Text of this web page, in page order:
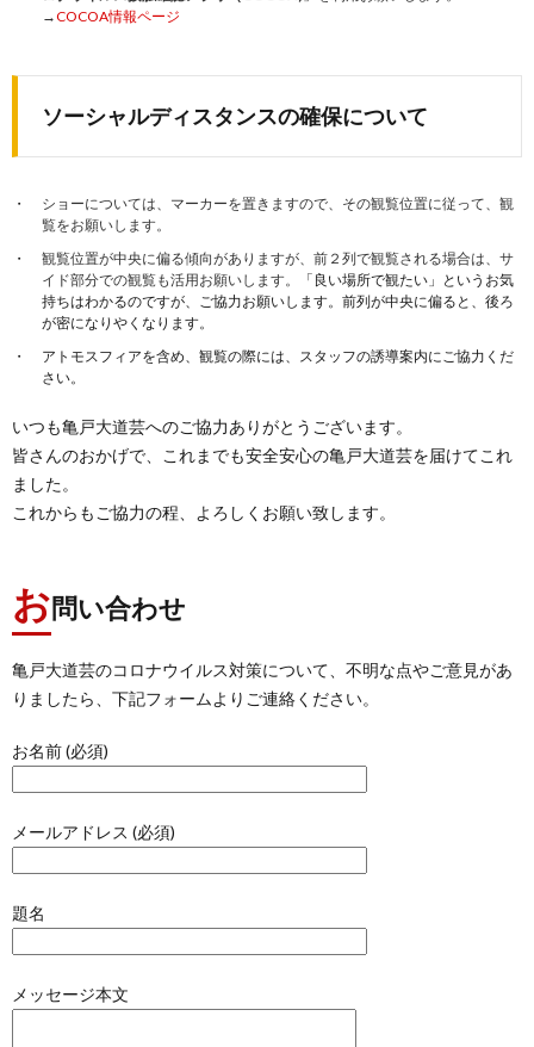
→COCOA情報ページ
ソーシャルディスタンスの確保について
ショーについては、マーカーを置きますので、その観覧位置に従って、観
覧をお願いします。
観覧位置が中央に偏る傾向がありますが、前２列で観覧される場合は、サ
イド部分での観覧も活用お願いします。
「良い場所で観たい」というお気
持ちはわかるのですが、ご協力お願いします。前列が中央に偏ると、後ろ
が密になりやくなります。
アトモスフィアを含め、観覧の際には、スタッフの誘導案内にご協力くだ
さい。
いつも亀戸大道芸へのご協力ありがとうございます。
皆さんのおかげで、これまでも安全安心の亀戸大道芸を届けてこれ
ました。
これからもご協力の程、よろしくお願い致します。
お問い合わせ
亀戸大道芸のコロナウイルス対策について、不明な点やご意見があ
りましたら、下記フォームよりご連絡ください。
お名前 (必須)
メールアドレス (必須)
題名
メッセージ本文